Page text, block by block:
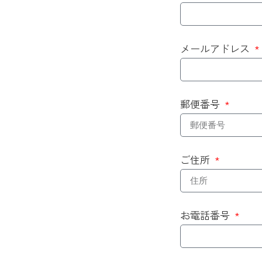
メールアドレス
郵便番号
ご住所
お電話番号